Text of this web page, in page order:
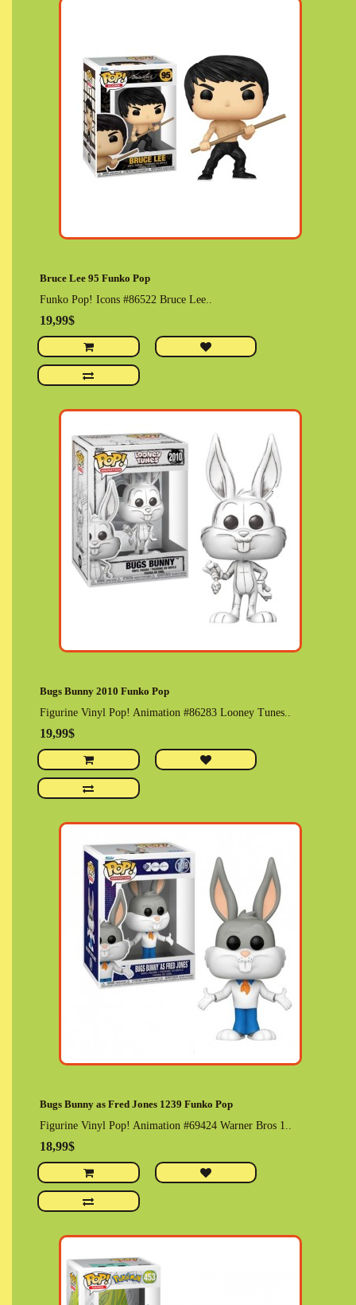
Bruce Lee 95 Funko Pop
Funko Pop! Icons #86522 Bruce Lee..
19,99$
Bugs Bunny 2010 Funko Pop
Figurine Vinyl Pop! Animation #86283 Looney Tunes..
19,99$
Bugs Bunny as Fred Jones 1239 Funko Pop
Figurine Vinyl Pop! Animation #69424 Warner Bros 1..
18,99$